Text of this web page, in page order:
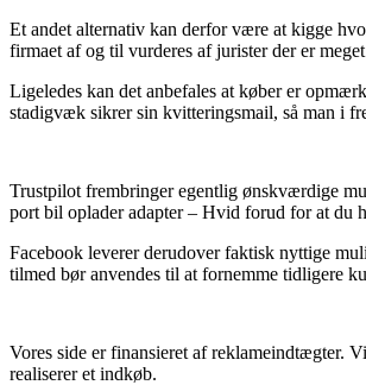
Et andet alternativ kan derfor være at kigge
firmaet af og til vurderes af jurister der er
Ligeledes kan det anbefales at køber er
stadigvæk sikrer sin kvitteringsmail, så man i
Trustpilot frembringer egentlig ønskværdige
port bil oplader adapter – Hvid forud for at du
Facebook leverer derudover faktisk nyttige
tilmed bør anvendes til at fornemme tidligere
Vores side er finansieret af reklameindtægter.
realiserer et indkøb.